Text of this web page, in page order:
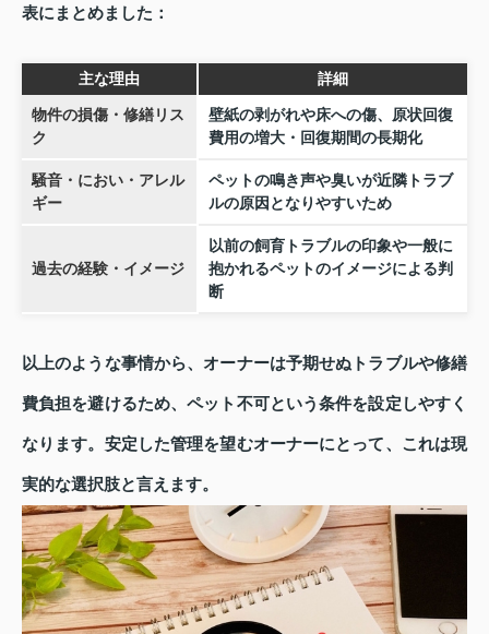
表にまとめました：
主な理由 詳細
物件の損傷・修繕リス
ク
壁紙の剥がれや床への傷、原状回復
費用の増大・回復期間の長期化
騒音・におい・アレル
ギー
ペットの鳴き声や臭いが近隣トラブ
ルの原因となりやすいため
過去の経験・イメージ
以前の飼育トラブルの印象や一般に
抱かれるペットのイメージによる判
断
以上のような事情から、オーナーは予期せぬトラブルや修繕
費負担を避けるため、ペット不可という条件を設定しやすく
なります。安定した管理を望むオーナーにとって、これは現
実的な選択肢と言えます。